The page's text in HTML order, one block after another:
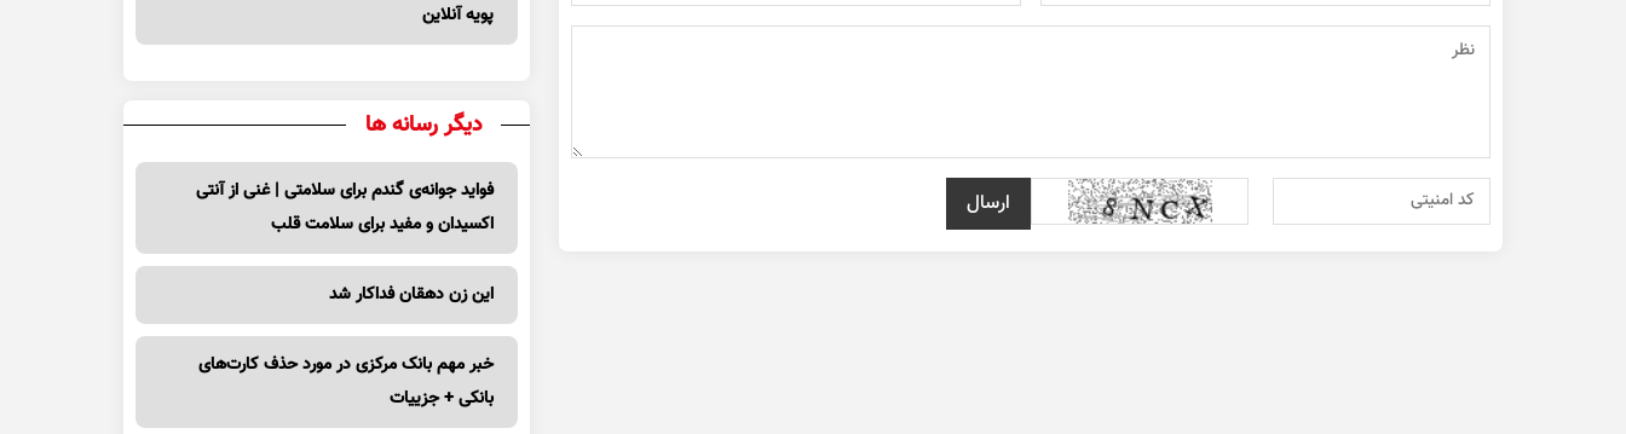
پویه آنلاین
دیگر رسانه ها
فواید جوانه‌ی گندم برای سلامتی | غنی از آنتی
اکسیدان و مفید برای سلامت قلب
این زن دهقان فداکار شد
خبر مهم بانک مرکزی در مورد حذف کارت‌های
بانکی + جزییات